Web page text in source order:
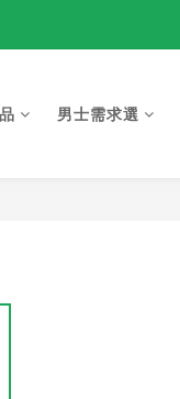
男士需求選